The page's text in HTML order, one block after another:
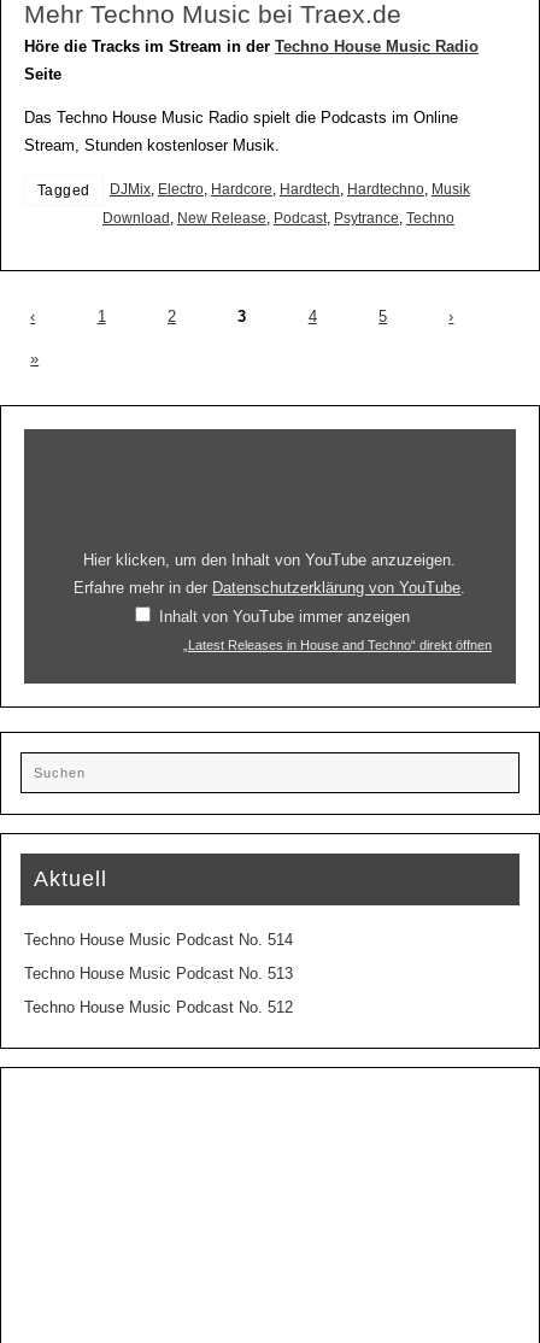
Mehr Techno Music bei Traex.de
Höre die Tracks im Stream in der Techno House Music Radio
Seite
Das Techno House Music Radio spielt die Podcasts im Online
Stream, Stunden kostenloser Musik.
Tagged DJMix, Electro, Hardcore, Hardtech, Hardtechno, Musik
Download , New Release, Podcast, Psytrance, Techno
‹ 1 2 3 4 5 ›
»
Hier klicken, um den Inhalt von YouTube anzuzeigen.
Erfahre mehr in der Datenschutzerklärung von YouTube.
Inhalt von YouTube immer anzeigen
„Latest Releases in House and Techno“ direkt öffnen
Aktuell
Techno House Music Podcast No. 514
Techno House Music Podcast No. 513
Techno House Music Podcast No. 512